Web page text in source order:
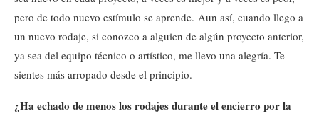
pero de todo nuevo estímulo se aprende. Aun así, cuando llego a
un nuevo rodaje, si conozco a alguien de algún proyecto anterior,
ya sea del equipo técnico o artístico, me llevo una alegría. Te
sientes más arropado desde el principio.
¿Ha echado de menos los rodajes durante el encierro por la